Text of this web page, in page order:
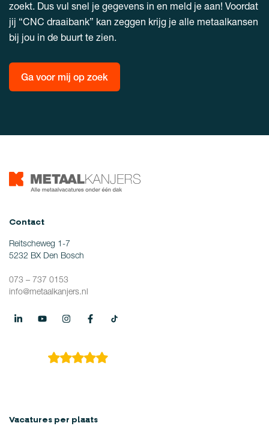
zoekt. Dus vul snel je gegevens in en meld je aan! Voordat
jij “CNC draaibank” kan zeggen krijg je alle metaalkansen
bij jou in de buurt te zien.
Ga voor mij op zoek
Contact
Reitscheweg 1-7
5232 BX Den Bosch
073 – 737 0153
info@metaalkanjers.nl
Vacatures per plaats